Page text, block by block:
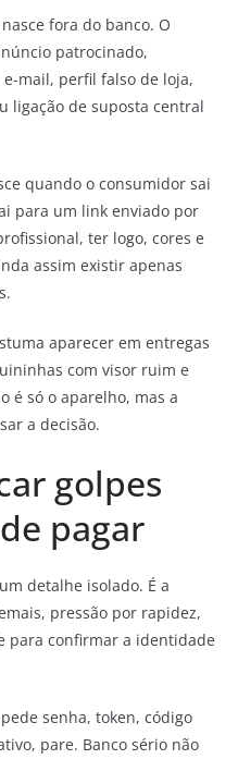
fora do banco. O
patrocinado,
e-mail, perfil falso de loja,
ligação de suposta central
quando o consumidor sai
para um link enviado por
ter logo, cores e
assim existir apenas
aparecer em entregas
com visor ruim e
é só o aparelho, mas a
a decisão.
golpes
pagar
detalhe isolado. É a
pressão por rapidez,
para confirmar a identidade
senha, token, código
pare. Banco sério não